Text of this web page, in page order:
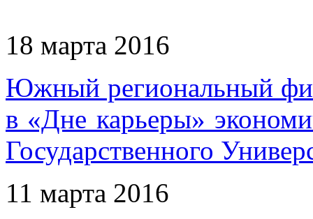
18 марта 2016
Южный региональный
в «Дне карьеры»
Государственного
11 марта 2016